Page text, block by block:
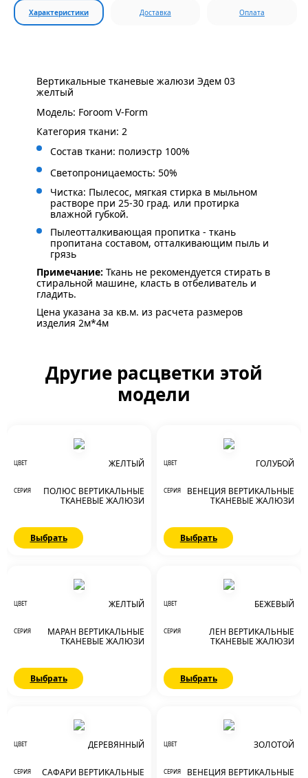
Характеристики Доставка Оплата
Вертикальные тканевые жалюзи Эдем 03
желтый
Модель: Foroom V-Form
Категория ткани: 2
Состав ткани: полиэстр 100%
Светопроницаемость: 50%
Чистка: Пылесос, мягкая стирка в мыльном
растворе при 25-30 град. или протирка
влажной губкой.
Пылеотталкивающая пропитка - ткань
пропитана составом, отталкивающим пыль и
грязь
Примечание: Ткань не рекомендуется стирать в
стиральной машине, класть в отбеливатель и
гладить.
Цена указана за кв.м. из расчета размеров
изделия 2м*4м
Другие расцветки этой
модели
ЦВЕТ ЖЕЛТЫЙ
СЕРИЯ
ПОЛЮС ВЕРТИКАЛЬНЫЕ
ТКАНЕВЫЕ ЖАЛЮЗИ
Выбрать
ЦВЕТ ГОЛУБОЙ
СЕРИЯ
ВЕНЕЦИЯ ВЕРТИКАЛЬНЫЕ
ТКАНЕВЫЕ ЖАЛЮЗИ
Выбрать
ЦВЕТ ЖЕЛТЫЙ
СЕРИЯ
МАРАН ВЕРТИКАЛЬНЫЕ
ТКАНЕВЫЕ ЖАЛЮЗИ
Выбрать
ЦВЕТ БЕЖЕВЫЙ
СЕРИЯ
ЛЕН ВЕРТИКАЛЬНЫЕ
ТКАНЕВЫЕ ЖАЛЮЗИ
Выбрать
ЦВЕТ ДЕРЕВЯННЫЙ
СЕРИЯ
САФАРИ ВЕРТИКАЛЬНЫЕ
ЦВЕТ ЗОЛОТОЙ
СЕРИЯ
ВЕНЕЦИЯ ВЕРТИКАЛЬНЫЕ